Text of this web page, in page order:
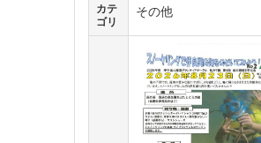
カテ
ゴリ
その他